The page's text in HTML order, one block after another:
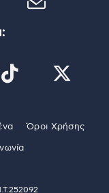
Όροι Χρήσης